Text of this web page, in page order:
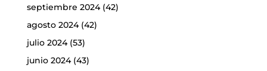
septiembre 2024(42)
agosto 2024(42)
julio 2024(53)
junio 2024(43)